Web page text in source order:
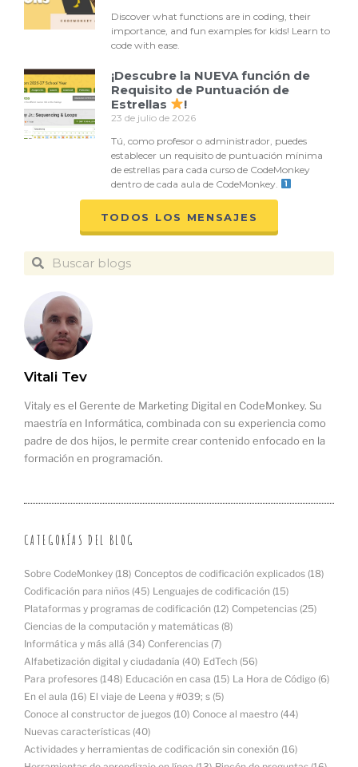
TODOS LOS MENSAJES
Vitali Tev
Vitaly es el Gerente de Marketing Digital en CodeMonkey. Su
maestría en Informática, combinada con su experiencia como
padre de dos hijos, le permite crear contenido enfocado en la
formación en programación.
CATEGORÍAS DEL BLOG
Sobre CodeMonkey (18) Conceptos de codificación explicados (18)
Codificación para niños (45) Lenguajes de codificación (15)
Plataformas y programas de codificación (12) Competencias (25)
Ciencias de la computación y matemáticas (8)
Informática y más allá (34) Conferencias (7)
Alfabetización digital y ciudadanía (40) EdTech (56)
Para profesores (148) Educación en casa (15) La Hora de Código (6)
En el aula (16) El viaje de Leena y #039; s (5)
Conoce al constructor de juegos (10) Conoce al maestro (44)
Nuevas características (40)
Actividades y herramientas de codificación sin conexión (16)
Discover what functions are in coding, their
importance, and fun examples for kids! Learn to
code with ease.
¡Descubre la NUEVA función de
Requisito de Puntuación de
Estrellas
!
23 de julio de 2026
Tú, como profesor o administrador, puedes
establecer un requisito de puntuación mínima
de estrellas para cada curso de CodeMonkey
dentro de cada aula de CodeMonkey.